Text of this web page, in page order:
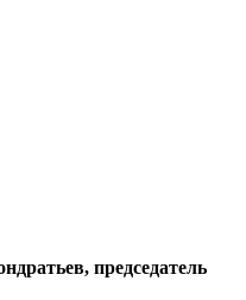
председатель